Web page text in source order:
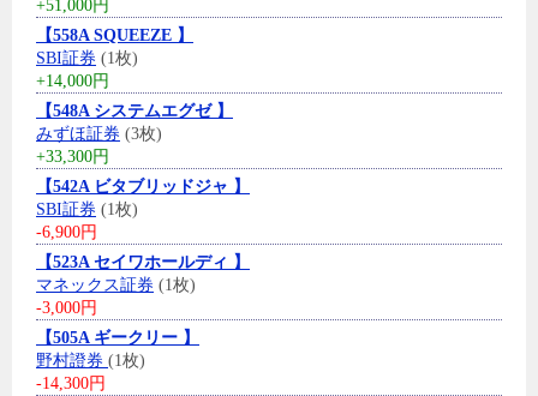
+51,000円
【558A SQUEEZE 】
SBI証券 (1枚)
+14,000円
【548A システムエグゼ 】
みずほ証券 (3枚)
+33,300円
【542A ビタブリッドジャ 】
SBI証券 (1枚)
-6,900円
【523A セイワホールディ 】
マネックス証券 (1枚)
-3,000円
【505A ギークリー 】
野村證券 (1枚)
-14,300円